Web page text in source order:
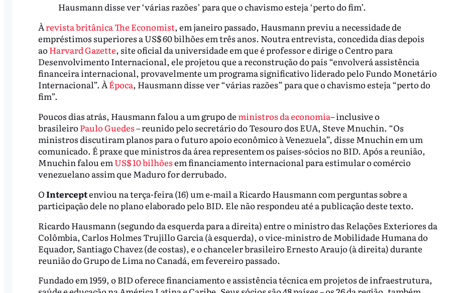
Hausmann disse ver ‘várias razões’ para que o chavismo esteja ‘perto do fim’.
À revista britânica The Economist, em janeiro passado, Hausmann previu a necessidade de
empréstimos superiores a US$ 60 bilhões em três anos. Noutra entrevista, concedida dias depois
ao Harvard Gazette, site oficial da universidade em que é professor e dirige o Centro para
Desenvolvimento Internacional, ele projetou que a reconstrução do país “envolverá assistência
financeira internacional, provavelmente um programa significativo liderado pelo Fundo Monetário
Internacional”. À Época, Hausmann disse ver “várias razões” para que o chavismo esteja “perto do
fim”.
Poucos dias atrás, Hausmann falou a um grupo de ministros da economia– inclusive o
brasileiro Paulo Guedes– reunido pelo secretário do Tesouro dos EUA, Steve Mnuchin. “Os
ministros discutiram planos para o futuro apoio econômico à Venezuela”, disse Mnuchin em um
comunicado. É praxe que ministros da área representem os países-sócios no BID. Após a reunião,
Mnuchin falou emUS$ 10 bilhõesem financiamento internacional para estimular o comércio
venezuelano assim que Maduro for derrubado.
OInterceptenviou na terça-feira (16) um e-mail a Ricardo Hausmann com perguntas sobre a
participação dele no plano elaborado pelo BID. Ele não respondeu até a publicação deste texto.
Ricardo Hausmann (segundo da esquerda para a direita) entre o ministro das Relações Exteriores da
Colômbia, Carlos Holmes Trujillo Garcia (à esquerda), o vice-ministro de Mobilidade Humana do
Equador, Santiago Chavez (de costas), e o chanceler brasileiro Ernesto Araujo (à direita) durante
reunião do Grupo de Lima no Canadá, em fevereiro passado.
Fundado em 1959, o BID oferece financiamento e assistência técnica em projetos de infraestrutura,